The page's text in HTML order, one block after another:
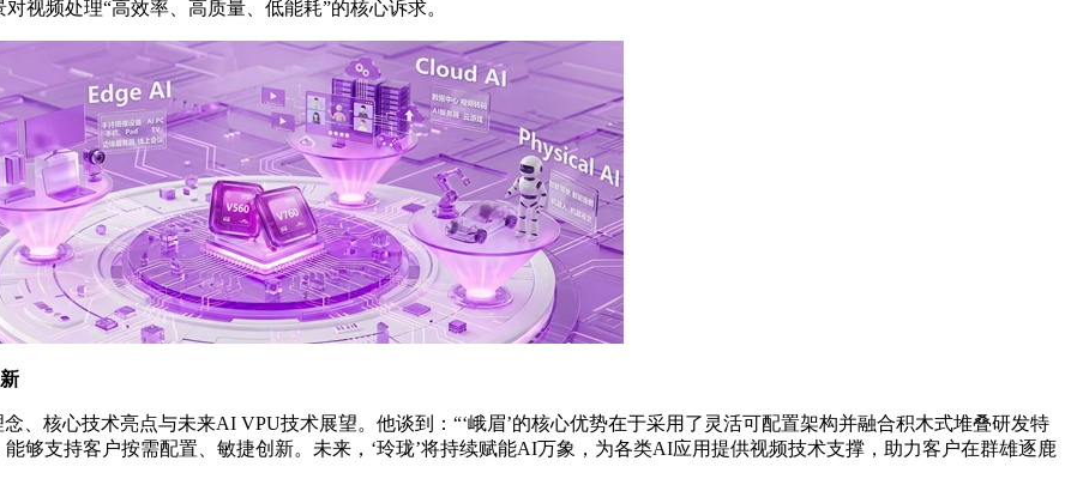
视频处理“高效率、高质量、低能耗”的核心诉求。
、核心技术亮点与未来AI VPU技术展望。他谈到：“‘峨眉’的核心优势在于采用了灵活可配置架构并融合积木式堆叠研发特
够支持客户按需配置、敏捷创新。未来，‘玲珑’将持续赋能AI万象，为各类AI应用提供视频技术支撑，助力客户在群雄逐鹿